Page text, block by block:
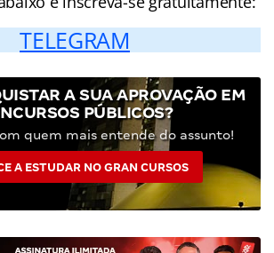
TELEGRAM
A SUA APROVAÇÃO EM
PÚBLICOS?
quem mais entende do assunto!
A ESTUDAR NO GRAN CURSOS